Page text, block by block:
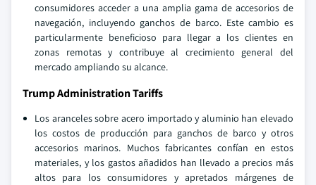
consumidores acceder a una amplia gama de accesorios de
navegación, incluyendo ganchos de barco. Este cambio es
particularmente beneficioso para llegar a los clientes en
zonas remotas y contribuye al crecimiento general del
mercado ampliando su alcance.
Trump Administration Tariffs
Los aranceles sobre acero importado y aluminio han elevado
los costos de producción para ganchos de barco y otros
accesorios marinos. Muchos fabricantes confían en estos
materiales, y los gastos añadidos han llevado a precios más
altos para los consumidores y apretados márgenes de